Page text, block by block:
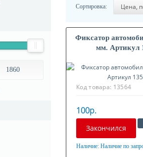
Сортировка:
Фиксатор
мм. Артикул
Код товара: 13564
100р.
Закончился
Наличие: Наличие по